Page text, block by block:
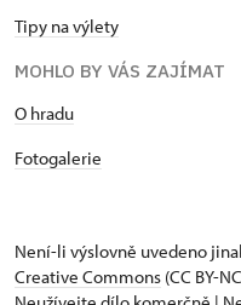
Tipy na výlety
MOHLO BY VÁS ZAJÍMAT
O hradu
Fotogalerie
Není-li výslovně uvedeno
Creative Commons (CC BY-